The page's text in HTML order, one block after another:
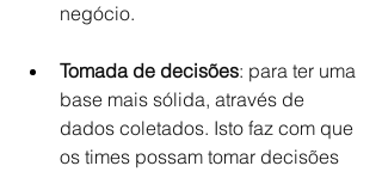
negócio.
Tomada de decisões: para ter uma
base mais sólida, através de
dados coletados. Isto faz com que
os times possam tomar decisões